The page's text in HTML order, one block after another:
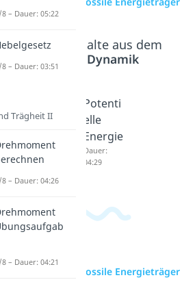
Beliebte Inhalte aus dem
Dynamik
he
Dauer:
04:30
Potenti
elle
Energie
Dauer:
04:29
zur Videoseite: Fossile Energieträger
– Dauer: 05:22
– Dauer: 03:51
Trägheit II
8 – Dauer: 04:26
– Dauer: 04:21